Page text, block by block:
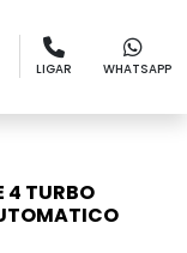
LIGAR WHATSAPP
4 TURBO